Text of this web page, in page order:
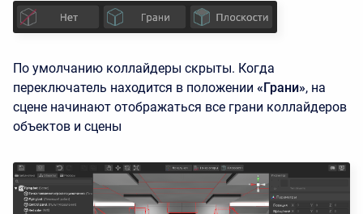
По умолчанию коллайдеры скрыты. Когда
переключатель находится в положении «Грани», на
сцене начинают отображаться все грани коллайдеров
объектов и сцены